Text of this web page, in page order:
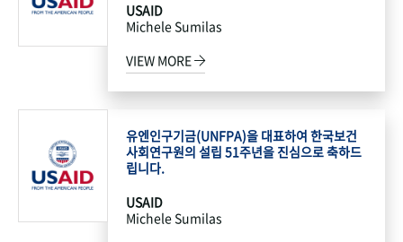
USAID
Michele Sumilas
VIEW MORE
유엔인구기금(UNFPA)을 대표하여 한국보건
사회연구원의 설립 51주년을 진심으로 축하드
립니다.
USAID
Michele Sumilas